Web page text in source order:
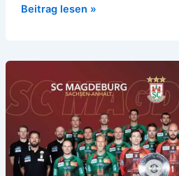
Handball
Frauen: Spielplan
Modus.
Ergebnisse
Beitrag lesen »